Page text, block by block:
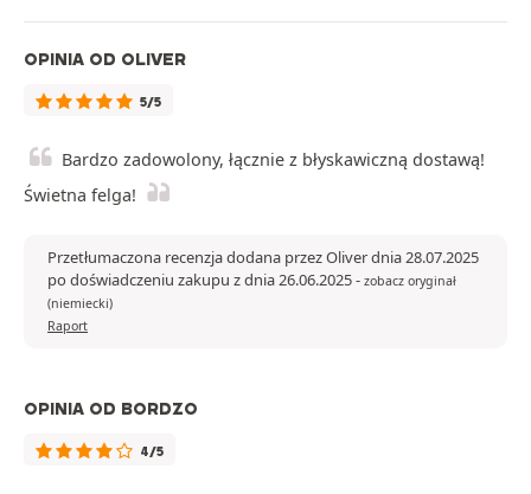
OPINIA OD OLIVER
5/5
Bardzo zadowolony, łącznie z błyskawiczną dostawą!
Świetna felga!
Przetłumaczona recenzja dodana przez Oliver dnia 28.07.2025
po doświadczeniu zakupu z dnia 26.06.2025- zobacz oryginał
(niemiecki)
Raport
OPINIA OD BORDZO
4/5